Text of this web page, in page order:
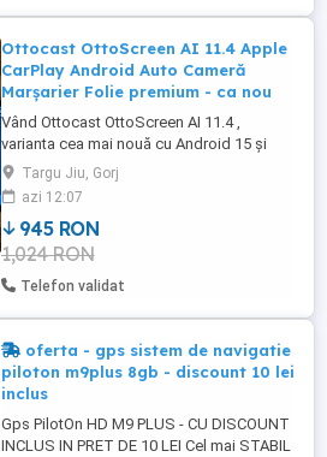
Ottocast OttoScreen AI 11.4 Apple
CarPlay Android Auto Cameră
Marșarier Folie premium - ca nou
Vând Ottocast OttoScreen AI 11.4 ,
varianta cea mai nouă cu Android 15 și
cameră de marșarier inclusă. Dispozitivul
este în stare impecabilă, folosit foarte
puțin, fără zgârieturi sau defecte. Din
prima zi a fost protejat cu folie premium
pentru ecran, iar în pachet ofer și încă o
folie de rezervă, ...
Targu Jiu, Gorj
azi 12:07
945 RON
1,024 RON
Telefon validat
oferta - gps sistem de navigatie
piloton m9plus 8gb - discount 10 lei
inclus
Gps PilotOn HD M9 PLUS - CU DISCOUNT
INCLUS IN PRET DE 10 LEI Cel mai STABIL